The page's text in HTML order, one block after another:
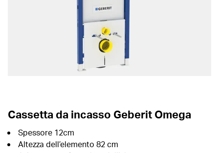
Cassetta da incasso Geberit Omega
Spessore 12cm
Altezza dell’elemento 82 cm